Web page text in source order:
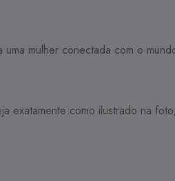
mulher conectada com o
exatamente como ilustrado na foto;